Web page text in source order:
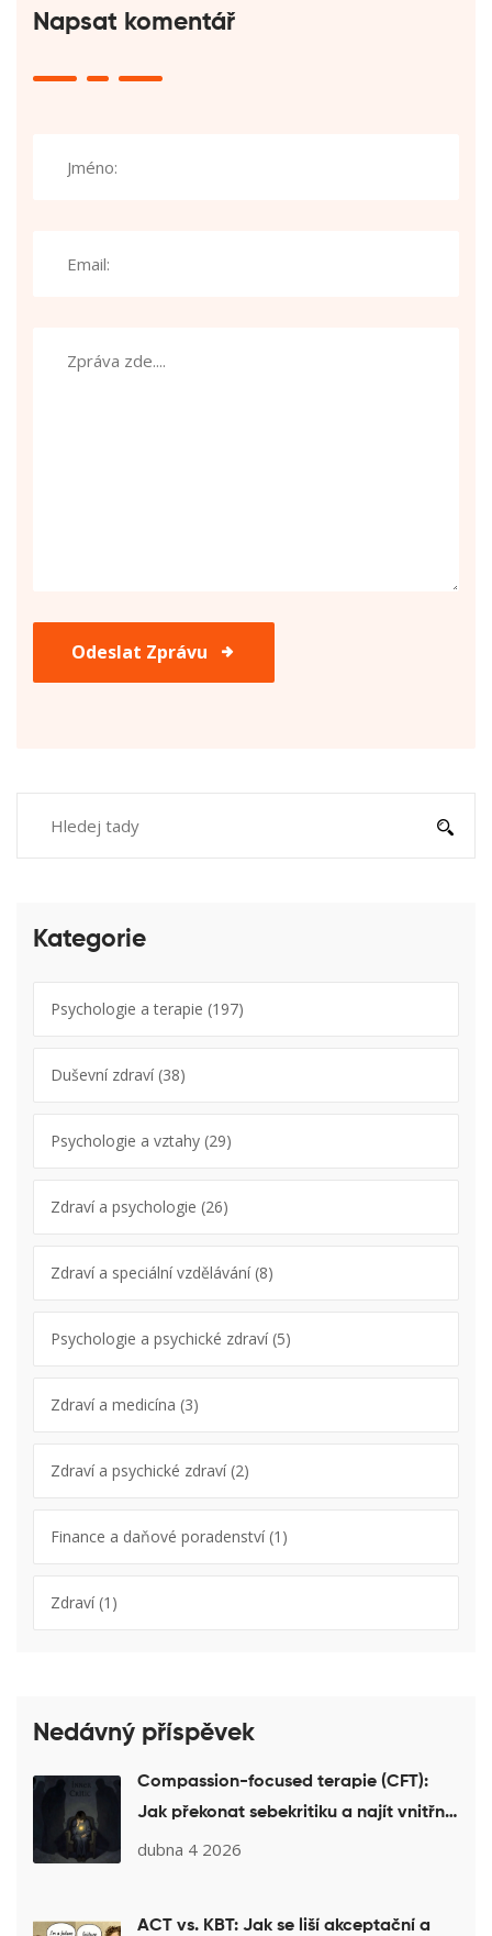
Napsat komentář
Odeslat Zprávu
Kategorie
Psychologie a terapie (197)
Duševní zdraví(38)
Psychologie a vztahy (29)
Zdraví a psychologie (26)
Zdraví a speciální vzdělávání(8)
Psychologie a psychické zdraví(5)
Zdraví a medicína (3)
Zdraví a psychické zdraví(2)
Finance a daňové poradenství(1)
Zdraví(1)
Nedávný příspěvek
Compassion-focused terapie (CFT):
Jak překonat sebekritiku a najít vnitřní
klid
dubna 4 2026
ACT vs. KBT: Jak se liší akceptační a